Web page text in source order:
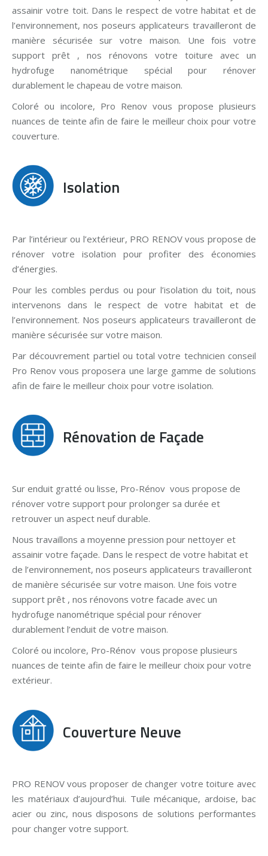
assainir votre toit. Dans le respect de votre habitat et de
l’environnement, nos poseurs applicateurs travailleront de
manière sécurisée sur votre maison. Une fois votre
support prêt , nos rénovons votre toiture avec un
hydrofuge nanométrique spécial pour rénover
durablement le chapeau de votre maison.
Coloré ou incolore, Pro Renov vous propose plusieurs
nuances de teinte afin de faire le meilleur choix pour votre
couverture.
Isolation
Par l’intérieur ou l’extérieur, PRO RENOV vous propose de
rénover votre isolation pour profiter des économies
d’énergies.
Pour les combles perdus ou pour l’isolation du toit, nous
intervenons dans le respect de votre habitat et de
l’environnement. Nos poseurs applicateurs travailleront de
manière sécurisée sur votre maison.
Par découvrement partiel ou total votre technicien conseil
Pro Renov vous proposera une large gamme de solutions
afin de faire le meilleur choix pour votre isolation.
Rénovation de Façade
Sur enduit gratté ou lisse, Pro-Rénov vous propose de
rénover votre support pour prolonger sa durée et
retrouver un aspect neuf durable.
Nous travaillons a moyenne pression pour nettoyer et
assainir votre façade. Dans le respect de votre habitat et
de l’environnement, nos poseurs applicateurs travailleront
de manière sécurisée sur votre maison. Une fois votre
support prêt , nos rénovons votre facade avec un
hydrofuge nanométrique spécial pour rénover
durablement l’enduit de votre maison.
Coloré ou incolore, Pro-Rénov vous propose plusieurs
nuances de teinte afin de faire le meilleur choix pour votre
extérieur.
Couverture Neuve
PRO RENOV vous proposer de changer votre toiture avec
les matériaux d’aujourd’hui. Tuile mécanique, ardoise, bac
acier ou zinc, nous disposons de solutions performantes
pour changer votre support.